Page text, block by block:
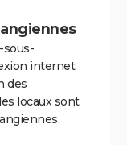
sous-
internet
des
locaux sont